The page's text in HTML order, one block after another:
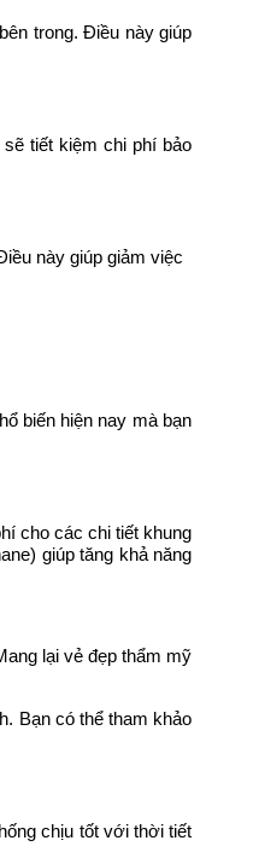
trong. Điều này giúp
tiết kiệm chi phí bảo
này giúp giảm việc
biến hiện nay mà bạn
cho các chi tiết khung
giúp tăng khả năng
lại vẻ đẹp thẩm mỹ
Bạn có thể tham khảo
chịu tốt với thời tiết